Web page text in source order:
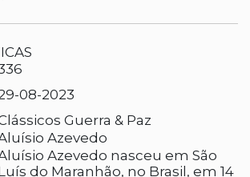
08-2023
Guerra & Paz
Azevedo
Azevedo nasceu em São
do Maranhão, no Brasil, em 14